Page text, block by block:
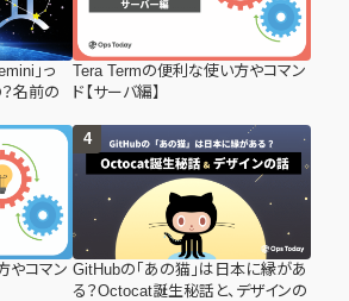
」っ
名前の
Tera Termの便利な使い方やコマン
ド【サーバ編】
やコマン GitHubの「あの猫」は日本に縁があ
る？Octocat誕生秘話と、デザインの